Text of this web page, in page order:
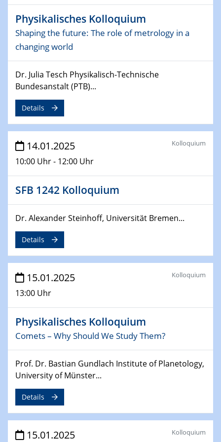
06.02.2025
Sfb-trr247-all Seminar
CataLysis Joint Colloquium)
10.02.2025 - 11.02.2025
Sfb-trr247-all Workshop
UnOCat
11.02.2025
SFB/TRR 270 Kolloquium
11.02.2025
Social Hour
Natural Water to H2
12.02.2025 - 14.02.2025
Sfb-trr247-all Annual Meeting
24.02.2025
CENIDE-BGU Seminar
27.02.2025
WIN & CENIDE Seminar Series on 2D-
MATURE
27.02.2025
Sfb-trr247-all Seminar
18.03.2025 - 19.03.2025
Kooperationsseminar
Elektrolyse/Brennstoffzelle
21.03.2025
EIC Pathfinder
EU funding for early stage scientific, technological or
Physikalisches Kolloquium
Shaping the future: The role of metrology in a
changing world
Dr. Julia Tesch Physikalisch-Technische
Bundesanstalt (PTB)...
Details
14.01.2025
10:00 Uhr - 12:00 Uhr
Kolloquium
SFB 1242 Kolloquium
Dr. Alexander Steinhoff, Universität Bremen...
Details
15.01.2025
13:00 Uhr
Kolloquium
Physikalisches Kolloquium
Comets – Why Should We Study Them?
Prof. Dr. Bastian Gundlach Institute of Planetology,
University of Münster...
Details
15.01.2025 Kolloquium